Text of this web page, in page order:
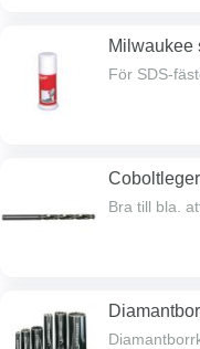
Milwaukee
För SDS-
Bra till bla.